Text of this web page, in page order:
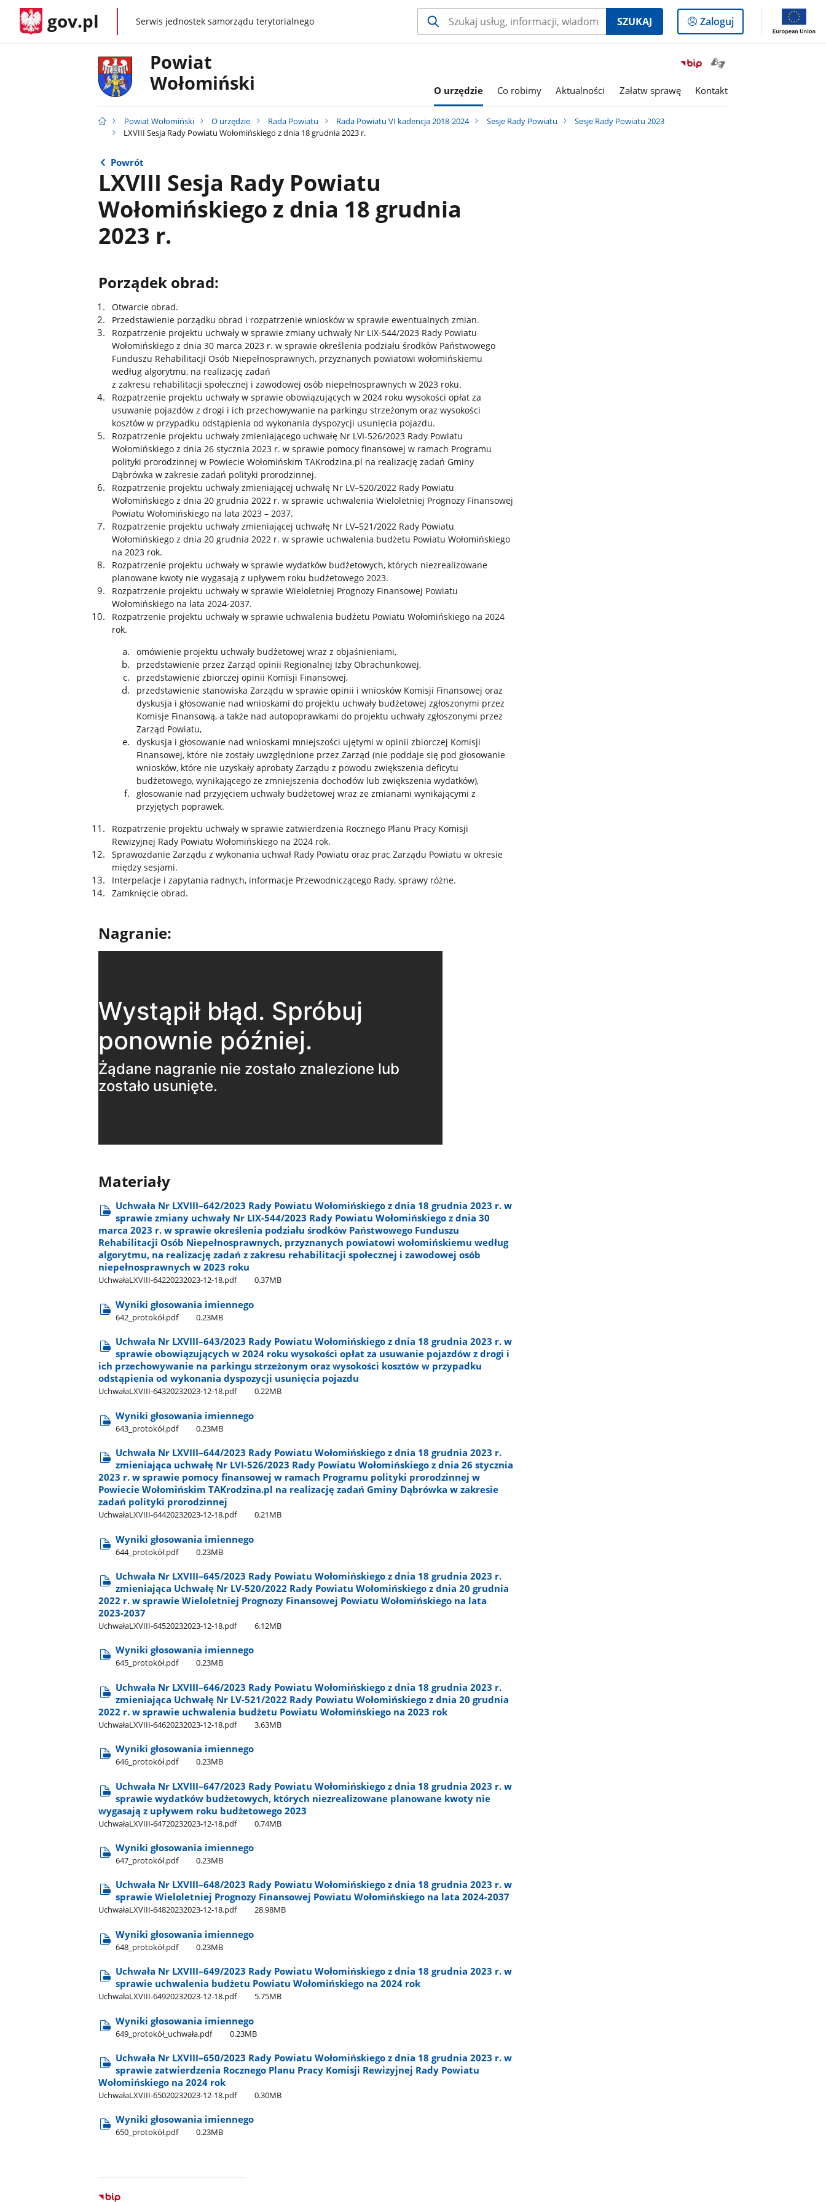
gov.pl gov.plSerwis jednostek samorządu terytorialnego SZUKAJ
Logowanie
do
Zaloguj
Przejdź
serwisu
Otwórz
z
Powiat
Wołomiński
O urzędzie Co robimy Aktualności Załatw sprawę Kontakt
Powiat Wołomiński O urzędzie Rada Powiatu Rada Powiatu VI kadencja 2018-2024 Sesje Rady Powiatu
Sesje Rady Powiatu 2023
LXVIII Sesja Rady Powiatu Wołomińskiego z dnia 18 grudnia 2023 r.
Powrót
LXVIII Sesja Rady Powiatu
Wołomińskiego z dnia 18 grudnia
2023 r.
Porządek obrad:
Otwarcie obrad.
Przedstawienie porządku obrad i rozpatrzenie wniosków w sprawie ewentualnych zmian.
Rozpatrzenie projektu uchwały w sprawie zmiany uchwały Nr LIX-544/2023 Rady Powiatu
Wołomińskiego z dnia 30 marca 2023 r. w sprawie określenia podziału środków Państwowego
Funduszu Rehabilitacji Osób Niepełnosprawnych, przyznanych powiatowi wołomińskiemu
według algorytmu, na realizację zadań
z zakresu rehabilitacji społecznej i zawodowej osób niepełnosprawnych w 2023 roku.
Rozpatrzenie projektu uchwały w sprawie obowiązujących w 2024 roku wysokości opłat za
usuwanie pojazdów z drogi i ich przechowywanie na parkingu strzeżonym oraz wysokości
kosztów w przypadku odstąpienia od wykonania dyspozycji usunięcia pojazdu.
Rozpatrzenie projektu uchwały zmieniającego uchwałę Nr LVI-526/2023 Rady Powiatu
Wołomińskiego z dnia 26 stycznia 2023 r. w sprawie pomocy finansowej w ramach Programu
polityki prorodzinnej w Powiecie Wołomińskim TAKrodzina.pl na realizację zadań Gminy
Dąbrówka w zakresie zadań polityki prorodzinnej.
Rozpatrzenie projektu uchwały zmieniającej uchwałę Nr LV–520/2022 Rady Powiatu
Wołomińskiego z dnia 20 grudnia 2022 r. w sprawie uchwalenia Wieloletniej Prognozy Finansowej
Powiatu Wołomińskiego na lata 2023 – 2037.
Rozpatrzenie projektu uchwały zmieniającej uchwałę Nr LV–521/2022 Rady Powiatu
Wołomińskiego z dnia 20 grudnia 2022 r. w sprawie uchwalenia budżetu Powiatu Wołomińskiego
na 2023 rok.
Rozpatrzenie projektu uchwały w sprawie wydatków budżetowych, których niezrealizowane
planowane kwoty nie wygasają z upływem roku budżetowego 2023.
Rozpatrzenie projektu uchwały w sprawie Wieloletniej Prognozy Finansowej Powiatu
Wołomińskiego na lata 2024-2037.
Rozpatrzenie projektu uchwały w sprawie uchwalenia budżetu Powiatu Wołomińskiego na 2024
rok.
omówienie projektu uchwały budżetowej wraz z objaśnieniami,
przedstawienie przez Zarząd opinii Regionalnej Izby Obrachunkowej,
przedstawienie zbiorczej opinii Komisji Finansowej,
przedstawienie stanowiska Zarządu w sprawie opinii i wniosków Komisji Finansowej oraz
dyskusja i głosowanie nad wnioskami do projektu uchwały budżetowej zgłoszonymi przez
Komisje Finansową, a także nad autopoprawkami do projektu uchwały zgłoszonymi przez
Zarząd Powiatu,
dyskusja i głosowanie nad wnioskami mniejszości ujętymi w opinii zbiorczej Komisji
Finansowej, które nie zostały uwzględnione przez Zarząd (nie poddaje się pod głosowanie
wniosków, które nie uzyskały aprobaty Zarządu z powodu zwiększenia deficytu
budżetowego, wynikającego ze zmniejszenia dochodów lub zwiększenia wydatków),
głosowanie nad przyjęciem uchwały budżetowej wraz ze zmianami wynikającymi z
przyjętych poprawek.
Rozpatrzenie projektu uchwały w sprawie zatwierdzenia Rocznego Planu Pracy Komisji
Rewizyjnej Rady Powiatu Wołomińskiego na 2024 rok.
Sprawozdanie Zarządu z wykonania uchwał Rady Powiatu oraz prac Zarządu Powiatu w okresie
między sesjami.
Interpelacje i zapytania radnych, informacje Przewodniczącego Rady, sprawy różne.
Zamknięcie obrad.
Nagranie:
Materiały
Uchwała Nr LXVIII–642/2023 Rady Powiatu Wołomińskiego z dnia 18 grudnia 2023 r. w
sprawie zmiany uchwały Nr LIX-544/2023 Rady Powiatu Wołomińskiego z dnia 30
marca 2023 r. w sprawie określenia podziału środków Państwowego Funduszu
Rehabilitacji Osób Niepełnosprawnych, przyznanych powiatowi wołomińskiemu według
algorytmu, na realizację zadań z zakresu rehabilitacji społecznej i zawodowej osób
niepełnosprawnych w 2023 roku
UchwałaLXVIII-64220232023-12-18.pdf 0.37MB
Wyniki głosowania imiennego
642​_protokół.pdf 0.23MB
Uchwała Nr LXVIII–643/2023 Rady Powiatu Wołomińskiego z dnia 18 grudnia 2023 r. w
sprawie obowiązujących w 2024 roku wysokości opłat za usuwanie pojazdów z drogi i
ich przechowywanie na parkingu strzeżonym oraz wysokości kosztów w przypadku
odstąpienia od wykonania dyspozycji usunięcia pojazdu
UchwałaLXVIII-64320232023-12-18.pdf 0.22MB
Wyniki głosowania imiennego
643​_protokół.pdf 0.23MB
Uchwała Nr LXVIII–644/2023 Rady Powiatu Wołomińskiego z dnia 18 grudnia 2023 r.
zmieniająca uchwałę Nr LVI-526/2023 Rady Powiatu Wołomińskiego z dnia 26 stycznia
2023 r. w sprawie pomocy finansowej w ramach Programu polityki prorodzinnej w
Powiecie Wołomińskim TAKrodzina.pl na realizację zadań Gminy Dąbrówka w zakresie
zadań polityki prorodzinnej
UchwałaLXVIII-64420232023-12-18.pdf 0.21MB
Wyniki głosowania imiennego
644​_protokół.pdf 0.23MB
Uchwała Nr LXVIII–645/2023 Rady Powiatu Wołomińskiego z dnia 18 grudnia 2023 r.
zmieniająca Uchwałę Nr LV-520/2022 Rady Powiatu Wołomińskiego z dnia 20 grudnia
2022 r. w sprawie Wieloletniej Prognozy Finansowej Powiatu Wołomińskiego na lata
2023-2037
UchwałaLXVIII-64520232023-12-18.pdf 6.12MB
Wyniki głosowania imiennego
645​_protokół.pdf 0.23MB
Uchwała Nr LXVIII–646/2023 Rady Powiatu Wołomińskiego z dnia 18 grudnia 2023 r.
zmieniająca Uchwałę Nr LV-521/2022 Rady Powiatu Wołomińskiego z dnia 20 grudnia
2022 r. w sprawie uchwalenia budżetu Powiatu Wołomińskiego na 2023 rok
UchwałaLXVIII-64620232023-12-18.pdf 3.63MB
Wyniki głosowania imiennego
646​_protokół.pdf 0.23MB
Uchwała Nr LXVIII–647/2023 Rady Powiatu Wołomińskiego z dnia 18 grudnia 2023 r. w
sprawie wydatków budżetowych, których niezrealizowane planowane kwoty nie
wygasają z upływem roku budżetowego 2023
UchwałaLXVIII-64720232023-12-18.pdf 0.74MB
Wyniki głosowania imiennego
647​_protokół.pdf 0.23MB
Uchwała Nr LXVIII–648/2023 Rady Powiatu Wołomińskiego z dnia 18 grudnia 2023 r. w
sprawie Wieloletniej Prognozy Finansowej Powiatu Wołomińskiego na lata 2024-2037
UchwałaLXVIII-64820232023-12-18.pdf 28.98MB
Wyniki głosowania imiennego
648​_protokół.pdf 0.23MB
Uchwała Nr LXVIII–649/2023 Rady Powiatu Wołomińskiego z dnia 18 grudnia 2023 r. w
sprawie uchwalenia budżetu Powiatu Wołomińskiego na 2024 rok
UchwałaLXVIII-64920232023-12-18.pdf 5.75MB
Wyniki głosowania imiennego
649​_protokół​_uchwała.pdf 0.23MB
Uchwała Nr LXVIII–650/2023 Rady Powiatu Wołomińskiego z dnia 18 grudnia 2023 r. w
sprawie zatwierdzenia Rocznego Planu Pracy Komisji Rewizyjnej Rady Powiatu
Wołomińskiego na 2024 rok
UchwałaLXVIII-65020232023-12-18.pdf 0.30MB
Wyniki głosowania imiennego
650​_protokół.pdf 0.23MB